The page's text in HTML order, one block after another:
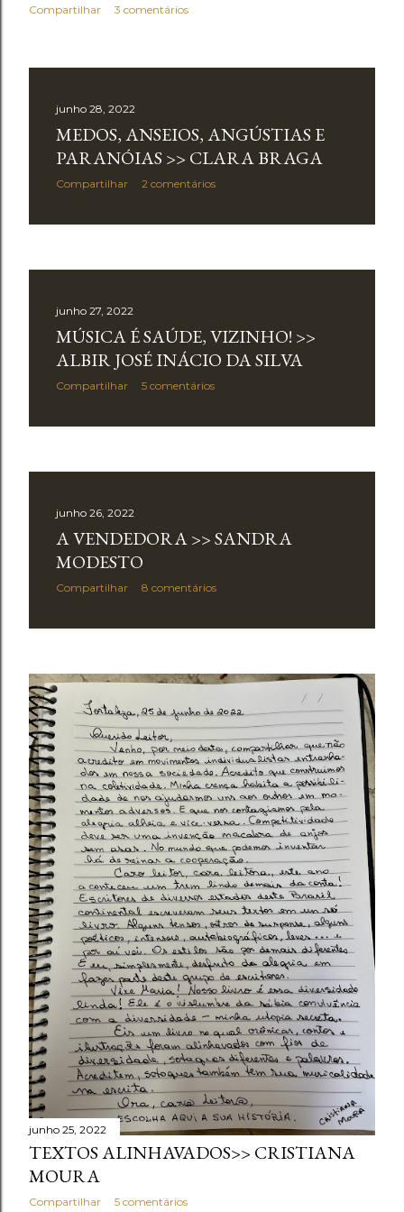
Compartilhar 3 comentários
junho 28, 2022
MEDOS, ANSEIOS, ANGÚSTIAS E
PARANÓIAS >> CLARA BRAGA
Compartilhar 2 comentários
junho 27, 2022
MÚSICA É SAÚDE, VIZINHO! >>
ALBIR JOSÉ INÁCIO DA SILVA
Compartilhar 5 comentários
junho 26, 2022
A VENDEDORA >> SANDRA
MODESTO
Compartilhar 8 comentários
junho 25, 2022
TEXTOS ALINHAVADOS>> CRISTIANA
MOURA
Compartilhar 5 comentários